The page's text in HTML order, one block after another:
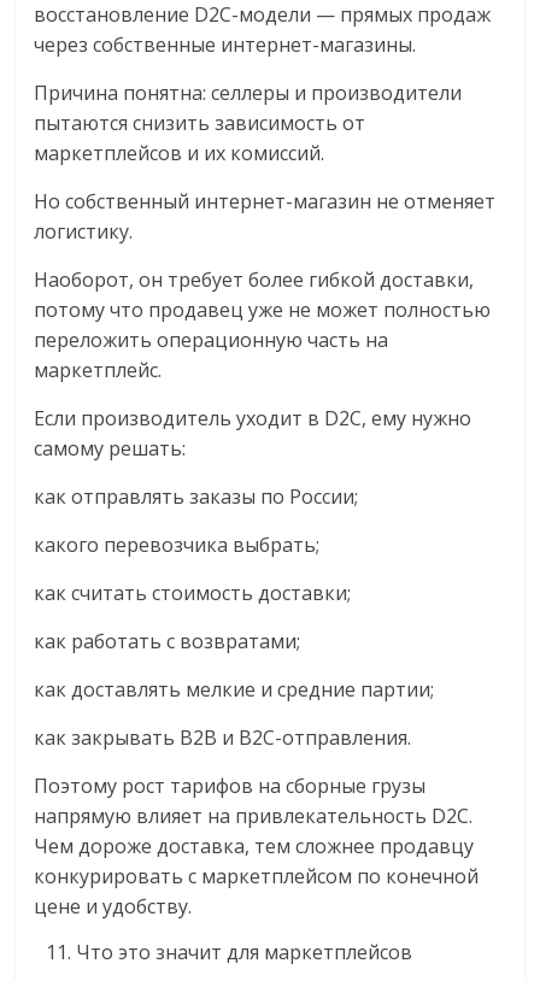
восстановление D2C-модели — прямых продаж
через собственные интернет-магазины.
Причина понятна: селлеры и производители
пытаются снизить зависимость от
маркетплейсов и их комиссий.
Но собственный интернет-магазин не отменяет
логистику.
Наоборот, он требует более гибкой доставки,
потому что продавец уже не может полностью
переложить операционную часть на
маркетплейс.
Если производитель уходит в D2C, ему нужно
самому решать:
как отправлять заказы по России;
какого перевозчика выбрать;
как считать стоимость доставки;
как работать с возвратами;
как доставлять мелкие и средние партии;
как закрывать B2B и B2C-отправления.
Поэтому рост тарифов на сборные грузы
напрямую влияет на привлекательность D2C.
Чем дороже доставка, тем сложнее продавцу
конкурировать с маркетплейсом по конечной
цене и удобству.
Что это значит для маркетплейсов